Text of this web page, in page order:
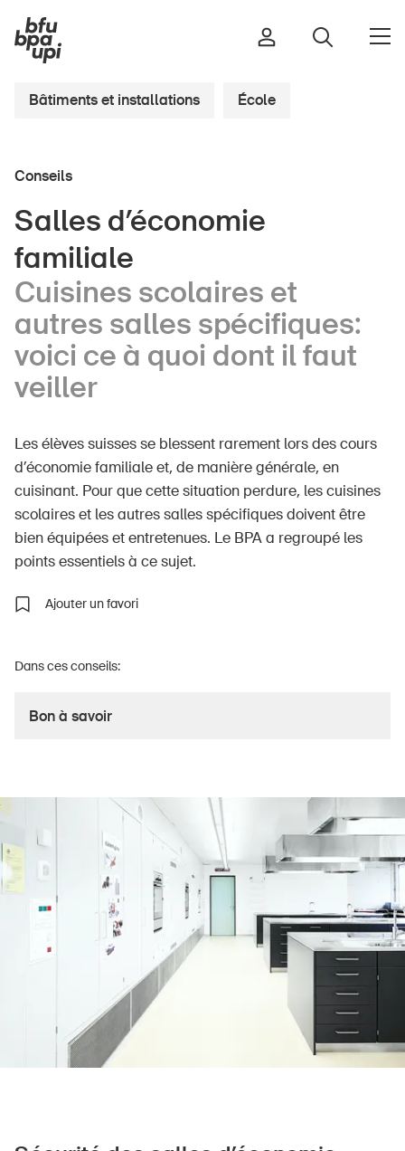
Sport et activité physique
Maison et jardin
Bâtiments et installations
Enfants
Seniors
École
Entreprises
À propos du BPA
Médias
Aspects juridiques
Délégués à la sécurité et communes
Contact et conseil
Bâtiments et installations École
Conseils
Salles d’économie
familiale
Cuisines scolaires et
autres salles spécifiques:
voici ce à quoi dont il faut
veiller
Les élèves suisses se blessent rarement lors des cours
d’économie familiale et, de manière générale, en
cuisinant. Pour que cette situation perdure, les cuisines
scolaires et les autres salles spécifiques doivent être
bien équipées et entretenues. Le BPA a regroupé les
points essentiels à ce sujet.
Ajouter un favori
Dans ces conseils:
Bon à savoir